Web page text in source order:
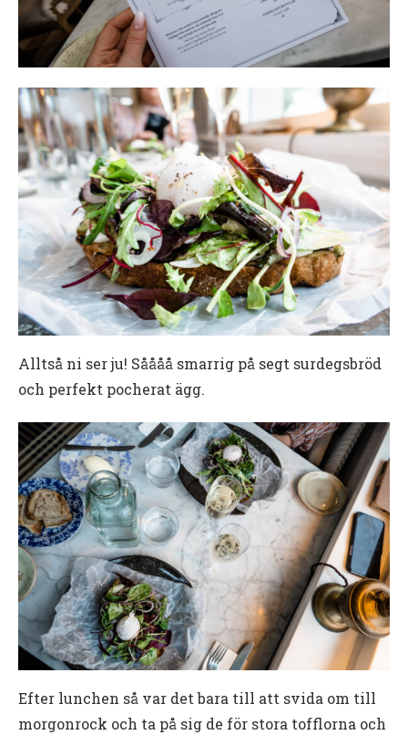
Alltså ni ser ju! Såååå smarrig på segt surdegsbröd
och perfekt pocherat ägg.
Efter lunchen så var det bara till att svida om till
morgonrock och ta på sig de för stora tofflorna och